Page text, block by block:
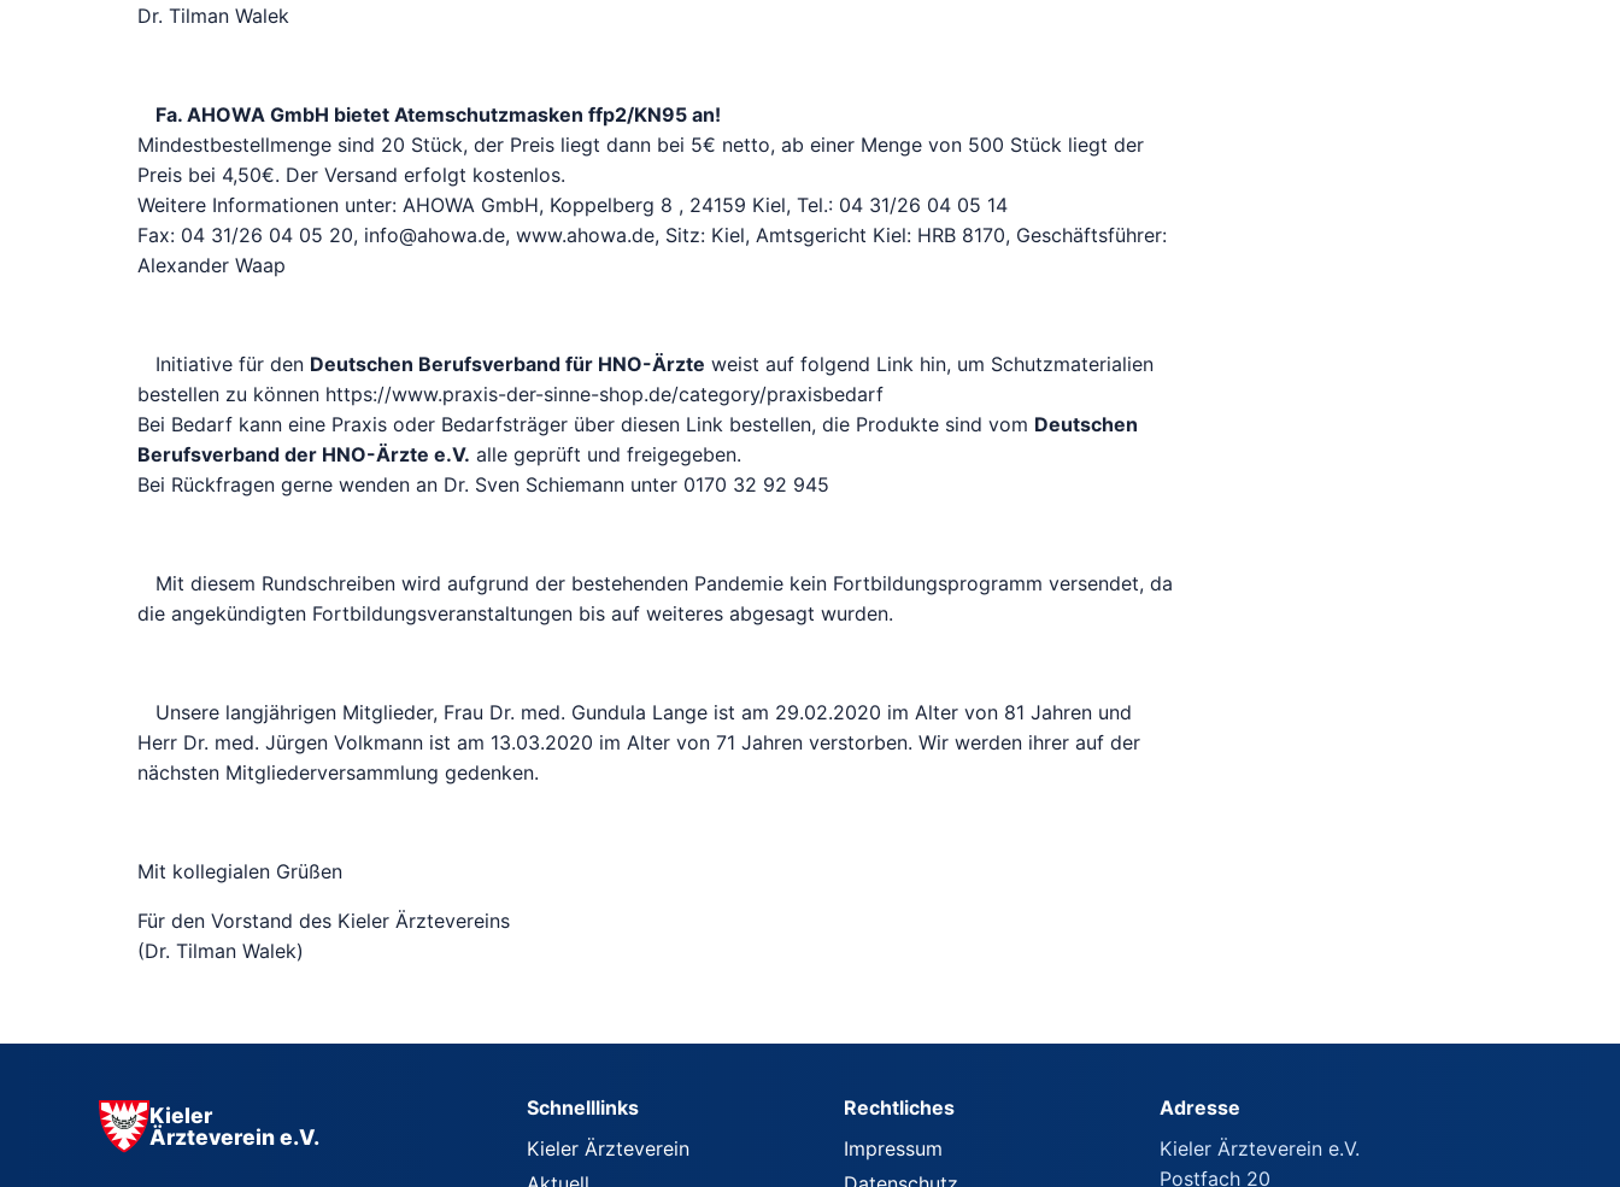
Dr. Tilman Walek
Fa. AHOWA GmbH bietet Atemschutzmasken ffp2/KN95 an!
Mindestbestellmenge sind 20 Stück, der Preis liegt dann bei 5€ netto, ab einer Menge von 500 Stück liegt der
Preis bei 4,50€. Der Versand erfolgt kostenlos.
Weitere Informationen unter: AHOWA GmbH, Koppelberg 8 , 24159 Kiel, Tel.: 04 31/26 04 05 14
Fax: 04 31/26 04 05 20, info@ahowa.de, www.ahowa.de, Sitz: Kiel, Amtsgericht Kiel: HRB 8170, Geschäftsführer:
Alexander Waap
Initiative für den Deutschen Berufsverband für HNO-Ärzte weist auf folgend Link hin, um Schutzmaterialien
bestellen zu können https://www.praxis-der-sinne-shop.de/category/praxisbedarf
Bei Bedarf kann eine Praxis oder Bedarfsträger über diesen Link bestellen, die Produkte sind vom Deutschen
Berufsverband der HNO-Ärzte e.V. alle geprüft und freigegeben.
Bei Rückfragen gerne wenden an Dr. Sven Schiemann unter 0170 32 92 945
Mit diesem Rundschreiben wird aufgrund der bestehenden Pandemie kein Fortbildungsprogramm versendet, da
die angekündigten Fortbildungsveranstaltungen bis auf weiteres abgesagt wurden.
Unsere langjährigen Mitglieder, Frau Dr. med. Gundula Lange ist am 29.02.2020 im Alter von 81 Jahren und
Herr Dr. med. Jürgen Volkmann ist am 13.03.2020 im Alter von 71 Jahren verstorben. Wir werden ihrer auf der
nächsten Mitgliederversammlung gedenken.
Mit kollegialen Grüßen
Für den Vorstand des Kieler Ärztevereins
(Dr. Tilman Walek)
Kieler
Ärzteverein e.V.
Schnelllinks
Kieler Ärzteverein
Rechtliches
Impressum
Adresse
Kieler Ärzteverein e.V.
Postfach 20